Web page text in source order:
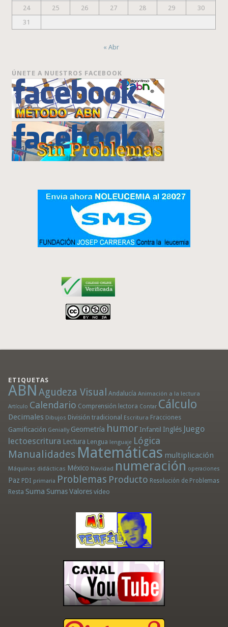
24
25 26 27 28 29
30
31
« Abr
ÚNETE A NUESTROS FACEBOOK
ETIQUETAS
ABN Agudeza Visual Andalucía Animación a la lectura
Artículo Calendario Comprensión lectora Contar Cálculo
Decimales Dibujos División tradicional Escritura Fracciones
Gamificación Genially Geometría humor Infantil Inglés Juego
lectoescritura Lectura Lengua lenguaje Lógica
Manualidades Matemáticas multiplicación
Máquinas didácticas México Navidad numeración operaciones
Paz PDI primaria Problemas Producto Resolución de Problemas
Resta Suma Sumas Valores vídeo